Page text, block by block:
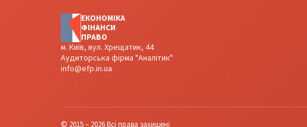
ЕКОНОМІКА
ФІНАНСИ
ПРАВО
м. Київ, вул. Хрещатик, 44
Аудиторська фірма "Аналітик"
info@efp.in.ua
© 2015 – 2026 Всі права захищені